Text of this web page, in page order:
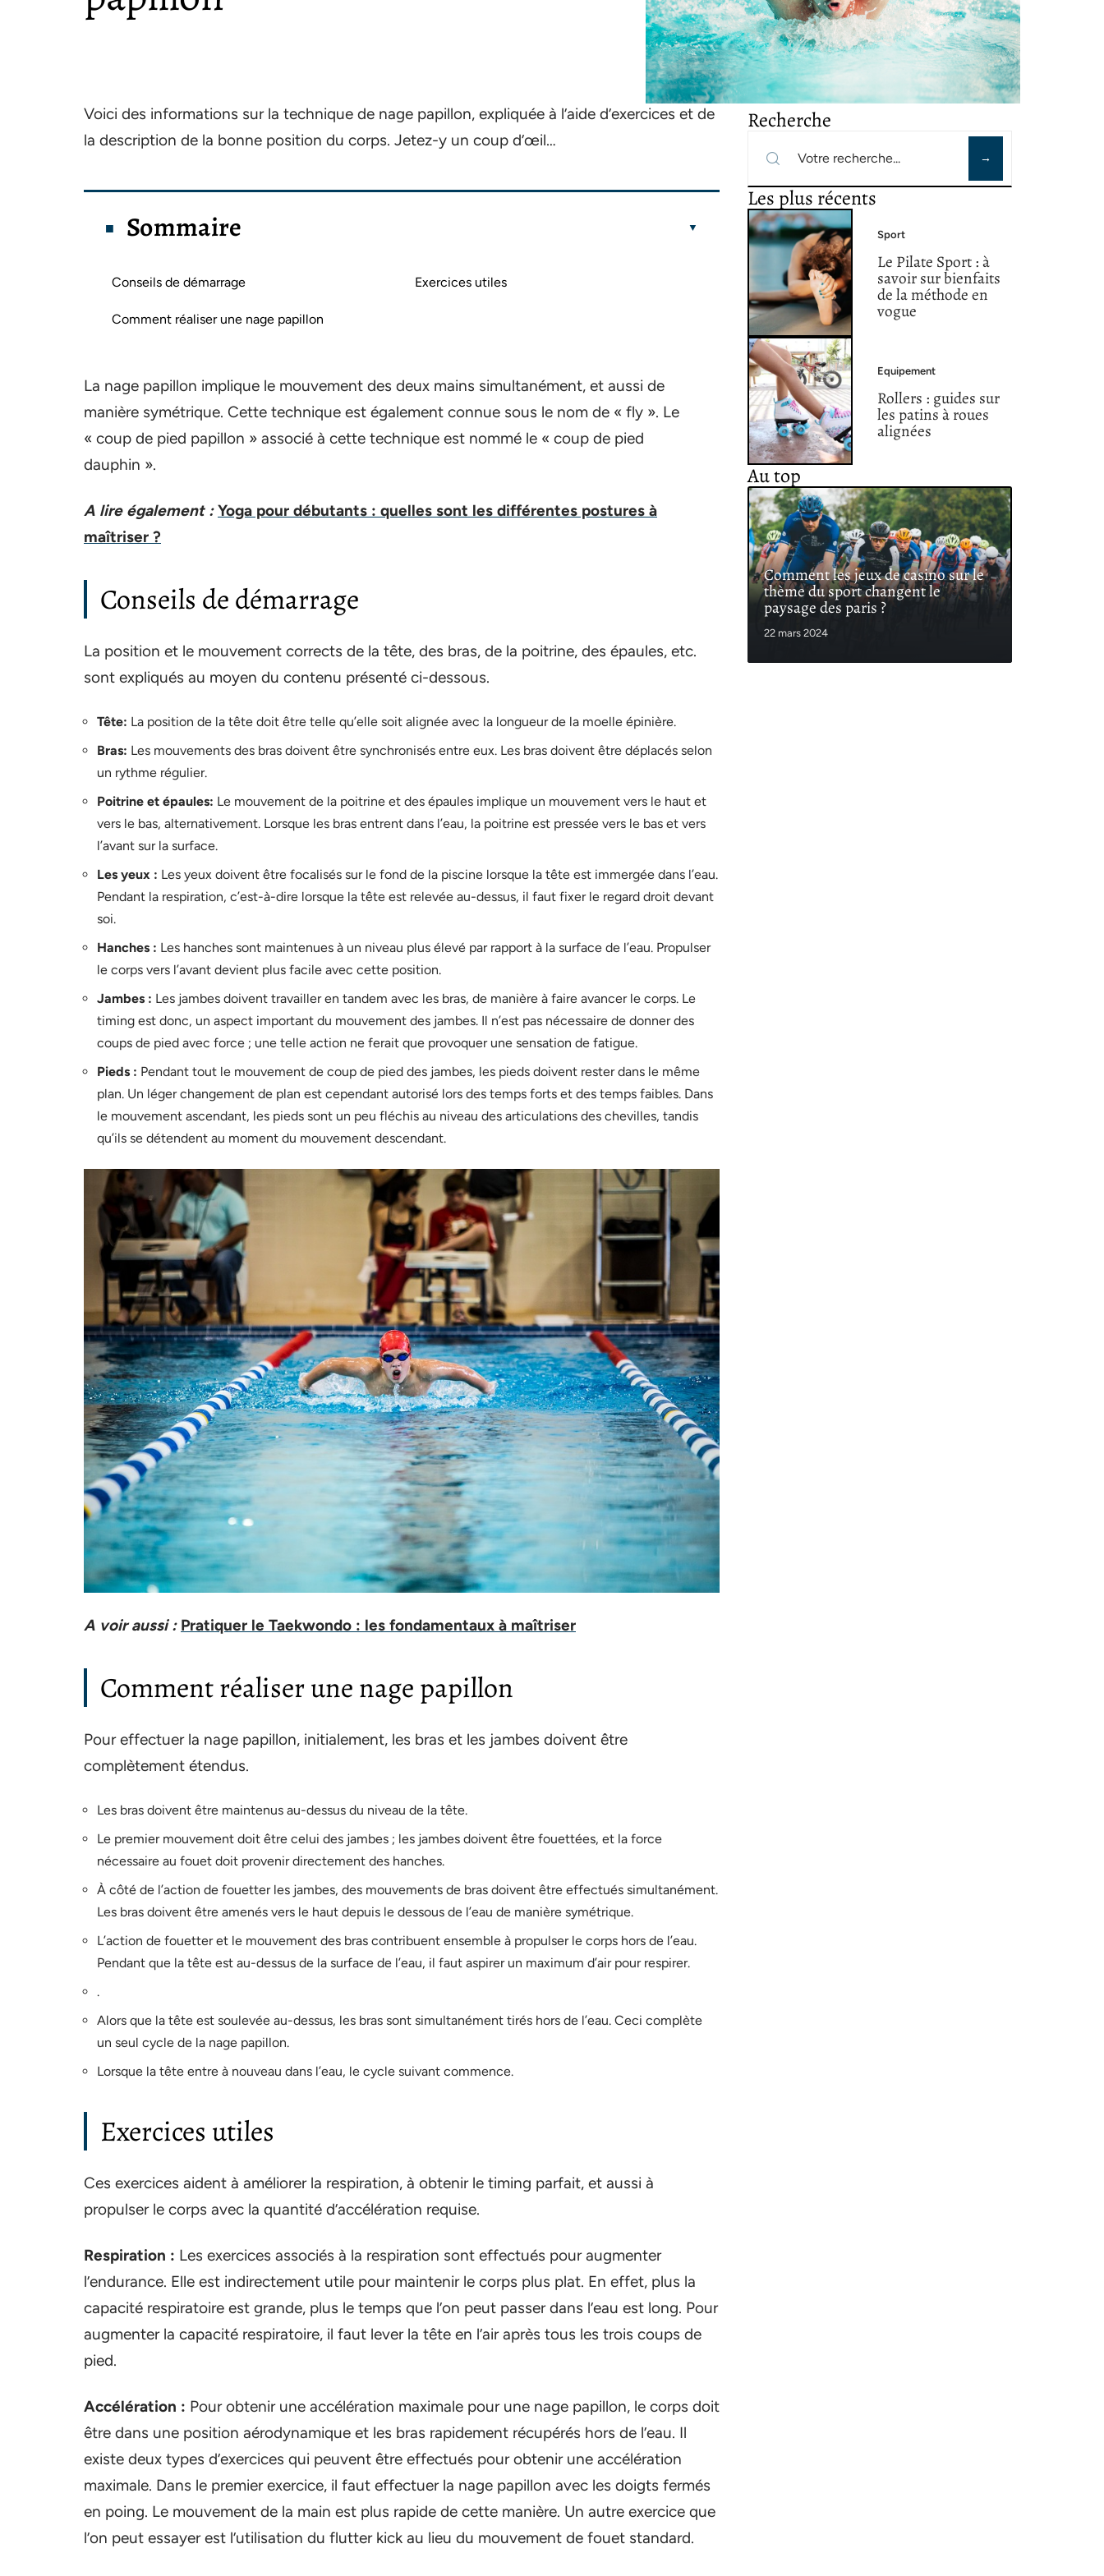
Voici des informations sur la technique de nage papillon, expliquée à l’aide d’exercices et de
la description de la bonne position du corps. Jetez-y un coup d’œil…
Sommaire
Conseils de démarrage
Comment réaliser une nage papillon
Exercices utiles
La nage papillon implique le mouvement des deux mains simultanément, et aussi de
manière symétrique. Cette technique est également connue sous le nom de « fly ». Le
« coup de pied papillon » associé à cette technique est nommé le « coup de pied
dauphin ».
A lire également : Yoga pour débutants : quelles sont les différentes postures à
maîtriser ?
Conseils de démarrage
La position et le mouvement corrects de la tête, des bras, de la poitrine, des épaules, etc.
sont expliqués au moyen du contenu présenté ci-dessous.
Tête: La position de la tête doit être telle qu’elle soit alignée avec la longueur de la moelle épinière.
Bras: Les mouvements des bras doivent être synchronisés entre eux. Les bras doivent être déplacés selon
un rythme régulier.
Poitrine et épaules: Le mouvement de la poitrine et des épaules implique un mouvement vers le haut et
vers le bas, alternativement. Lorsque les bras entrent dans l’eau, la poitrine est pressée vers le bas et vers
l’avant sur la surface.
Les yeux : Les yeux doivent être focalisés sur le fond de la piscine lorsque la tête est immergée dans l’eau.
Pendant la respiration, c’est-à-dire lorsque la tête est relevée au-dessus, il faut fixer le regard droit devant
soi.
Hanches : Les hanches sont maintenues à un niveau plus élevé par rapport à la surface de l’eau. Propulser
le corps vers l’avant devient plus facile avec cette position.
Jambes : Les jambes doivent travailler en tandem avec les bras, de manière à faire avancer le corps. Le
timing est donc, un aspect important du mouvement des jambes. Il n’est pas nécessaire de donner des
coups de pied avec force ; une telle action ne ferait que provoquer une sensation de fatigue.
Pieds : Pendant tout le mouvement de coup de pied des jambes, les pieds doivent rester dans le même
plan. Un léger changement de plan est cependant autorisé lors des temps forts et des temps faibles. Dans
le mouvement ascendant, les pieds sont un peu fléchis au niveau des articulations des chevilles, tandis
qu’ils se détendent au moment du mouvement descendant.
A voir aussi : Pratiquer le Taekwondo : les fondamentaux à maîtriser
Comment réaliser une nage papillon
Pour effectuer la nage papillon, initialement, les bras et les jambes doivent être
complètement étendus.
Les bras doivent être maintenus au-dessus du niveau de la tête.
Le premier mouvement doit être celui des jambes ; les jambes doivent être fouettées, et la force
nécessaire au fouet doit provenir directement des hanches.
À côté de l’action de fouetter les jambes, des mouvements de bras doivent être effectués simultanément.
Les bras doivent être amenés vers le haut depuis le dessous de l’eau de manière symétrique.
L’action de fouetter et le mouvement des bras contribuent ensemble à propulser le corps hors de l’eau.
Pendant que la tête est au-dessus de la surface de l’eau, il faut aspirer un maximum d’air pour respirer.
.
Alors que la tête est soulevée au-dessus, les bras sont simultanément tirés hors de l’eau. Ceci complète
un seul cycle de la nage papillon.
Lorsque la tête entre à nouveau dans l’eau, le cycle suivant commence.
Exercices utiles
Ces exercices aident à améliorer la respiration, à obtenir le timing parfait, et aussi à
propulser le corps avec la quantité d’accélération requise.
Respiration : Les exercices associés à la respiration sont effectués pour augmenter
l’endurance. Elle est indirectement utile pour maintenir le corps plus plat. En effet, plus la
capacité respiratoire est grande, plus le temps que l’on peut passer dans l’eau est long. Pour
augmenter la capacité respiratoire, il faut lever la tête en l’air après tous les trois coups de
pied.
Accélération : Pour obtenir une accélération maximale pour une nage papillon, le corps doit
être dans une position aérodynamique et les bras rapidement récupérés hors de l’eau. Il
existe deux types d’exercices qui peuvent être effectués pour obtenir une accélération
maximale. Dans le premier exercice, il faut effectuer la nage papillon avec les doigts fermés
en poing. Le mouvement de la main est plus rapide de cette manière. Un autre exercice que
l’on peut essayer est l’utilisation du flutter kick au lieu du mouvement de fouet standard.
Recherche
Les plus récents
Sport
Le Pilate Sport : à
savoir sur bienfaits
de la méthode en
vogue
Equipement
Rollers : guides sur
les patins à roues
alignées
Au top
Comment les jeux de casino sur le
thème du sport changent le
paysage des paris ?
22 mars 2024